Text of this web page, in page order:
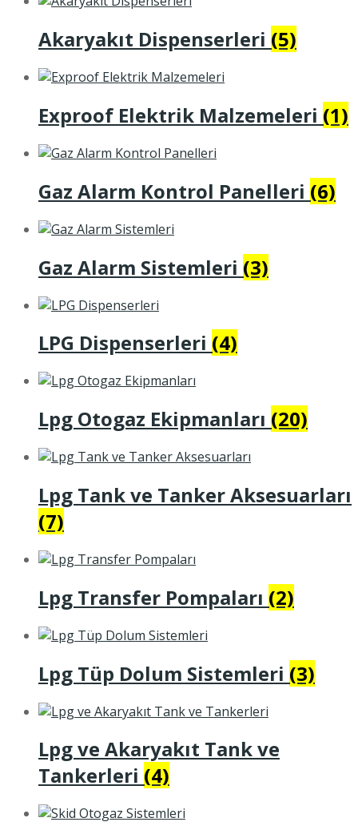
Akaryakıt Dispenserleri (5)
Exproof Elektrik Malzemeleri (1)
Gaz Alarm Kontrol Panelleri (6)
Gaz Alarm Sistemleri (3)
LPG Dispenserleri (4)
Lpg Otogaz Ekipmanları (20)
Lpg Tank ve Tanker Aksesuarları
(7)
Lpg Transfer Pompaları (2)
Lpg Tüp Dolum Sistemleri (3)
Lpg ve Akaryakıt Tank ve
Tankerleri (4)